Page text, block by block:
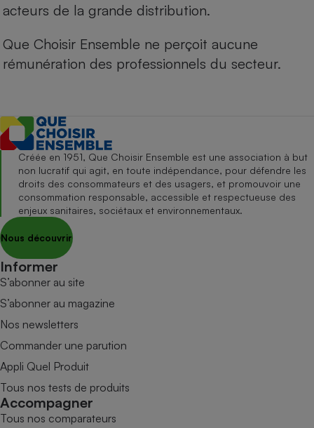
acteurs de la grande distribution.
Que Choisir Ensemble ne perçoit aucune
rémunération des professionnels du secteur.
Créée en 1951, Que Choisir Ensemble est une association à but
non lucratif qui agit, en toute indépendance, pour défendre les
droits des consommateurs et des usagers, et promouvoir une
consommation responsable, accessible et respectueuse des
enjeux sanitaires, sociétaux et environnementaux.
Nous découvrir
Informer
S’abonner au site
S’abonner au magazine
Nos newsletters
Commander une parution
Appli Quel Produit
Tous nos tests de produits
Accompagner
Tous nos comparateurs